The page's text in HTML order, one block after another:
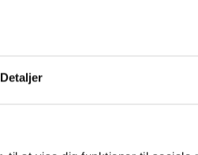
Detaljer
Hvad skal du
Venstre vognbane